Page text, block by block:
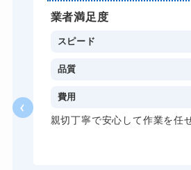
スーツケースカギ開け
スーツケースカギ作成
金庫カギ開け
業者満足度
スピード
品質
費用
親切丁寧で安心して作業を任